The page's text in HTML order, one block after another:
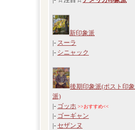
新印象派
|- スーラ
|- シニャック
後期印象派(ポスト印象
派)
|- ゴッホ >>おすすめ<<
|- ゴーギャン
|- セザンヌ